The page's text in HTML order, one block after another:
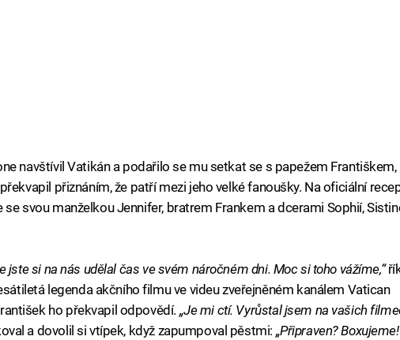
navštívil Vatikán a podařilo se mu setkat se s papežem Františkem,
přiznáním, že patří mezi jeho velké fanoušky. Na oficiální
se svou manželkou Jennifer, bratrem Frankem a dcerami Sophií,
jste si na nás udělal čas ve svém náročném dni. Moc si toho vážíme,“
legenda akčního filmu ve videu zveřejněném kanálem Vatican
ho překvapil odpovědí. „Je mi ctí. Vyrůstal jsem na vašich
a dovolil si vtípek, když zapumpoval pěstmi: „Připraven?